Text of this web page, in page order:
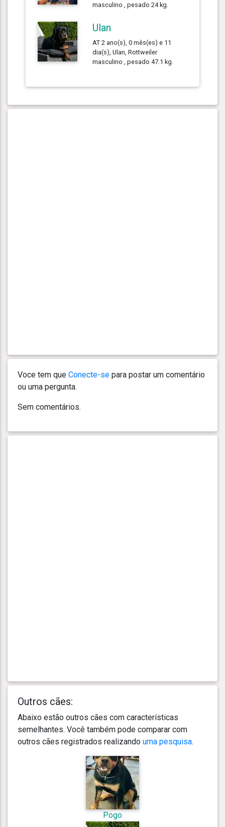
masculino , pesado 24 kg.
Ulan
AT 2 ano(s), 0 mês(es) e 11
dia(s), Ulan, Rottweiler
masculino , pesado 47.1 kg.
Voce tem que Conecte-se para postar um comentário
ou uma pergunta.
Sem comentários.
Outros cães:
Abaixo estão outros cães com características
semelhantes. Você também pode comparar com
outros cães registrados realizando uma pesquisa.
Pogo